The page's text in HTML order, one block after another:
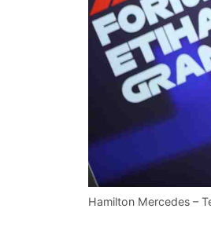
Hamilton Mercedes –